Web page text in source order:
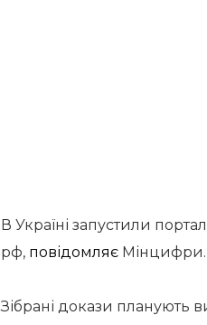
В Україні запустили
рф, повідомляє Мінцифри.
Зібрані докази планують